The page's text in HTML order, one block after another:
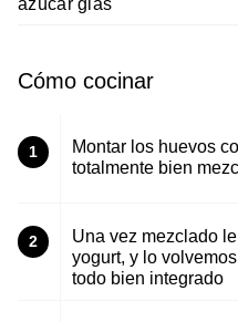
azúcar glas
Cómo cocinar
1
Montar los huevos
totalmente bien
2
Una vez mezclado
yogurt, y lo
todo bien integrado